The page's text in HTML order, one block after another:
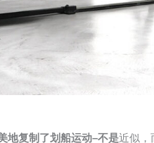
地复制了划船运动–不是近似，